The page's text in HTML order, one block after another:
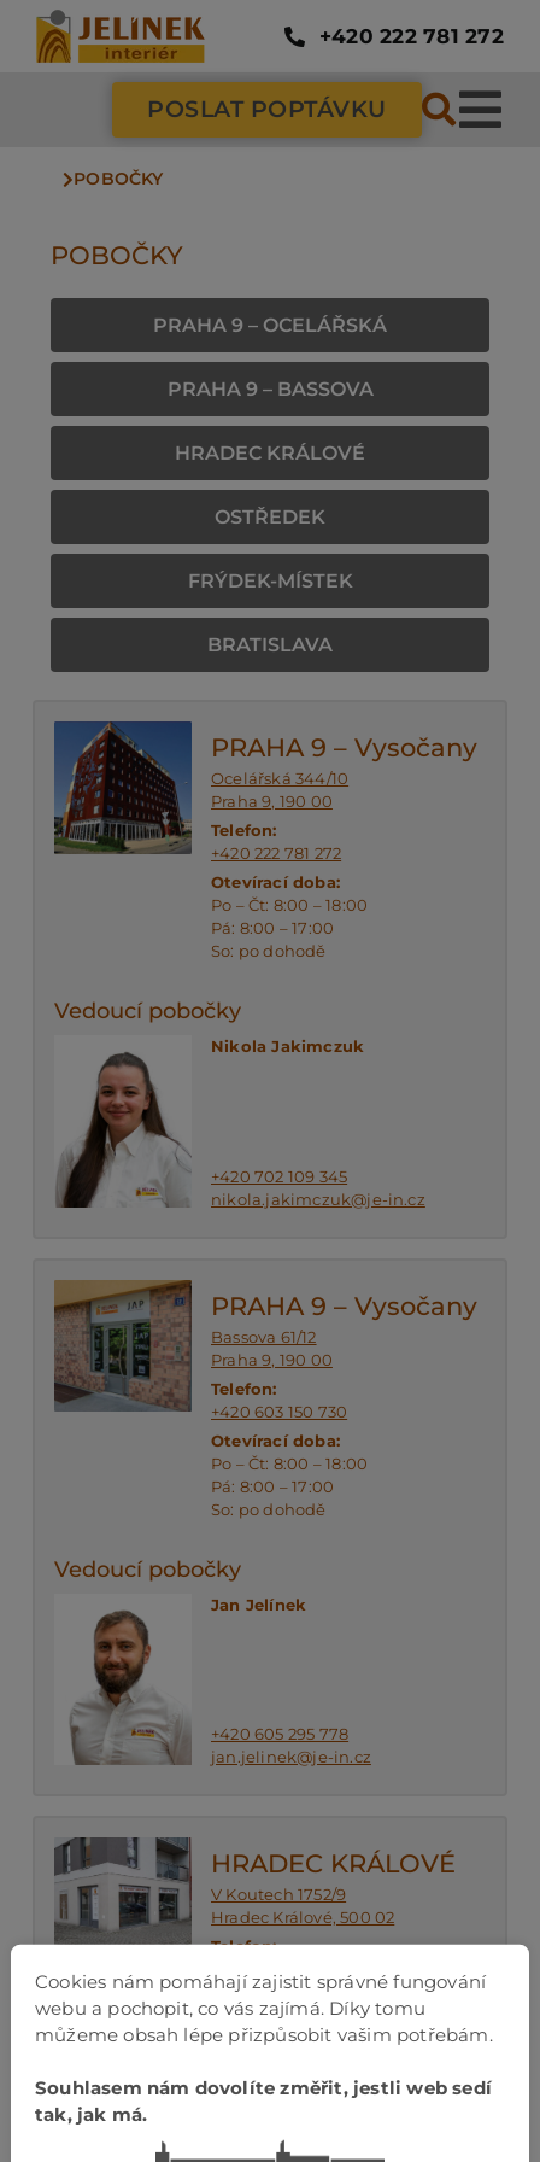
Přeskočit
obsah
+420 222 781 272
POSLAT POPTÁVKU
POBOČKY
POBOČKY
PRAHA 9 – OCELÁŘSKÁ
PRAHA 9 – BASSOVA
HRADEC KRÁLOVÉ
OSTŘEDEK
FRÝDEK-MÍSTEK
BRATISLAVA
PRAHA 9 – Vysočany
Ocelářská 344/10
Praha 9, 190 00
Telefon:
+420 222 781 272
Otevírací doba:
Po – Čt: 8:00 – 18:00
Pá: 8:00 – 17:00
So: po dohodě
Vedoucí pobočky
Nikola Jakimczuk
+420 702 109 345
nikola.jakimczuk@je-in.cz
PRAHA 9 – Vysočany
Bassova 61/12
Praha 9, 190 00
Telefon:
+420 603 150 730
Otevírací doba:
Po – Čt: 8:00 – 18:00
Pá: 8:00 – 17:00
So: po dohodě
Vedoucí pobočky
Jan Jelínek
+420 605 295 778
jan.jelinek@je-in.cz
HRADEC KRÁLOVÉ
V Koutech 1752/9
Hradec Králové, 500 02
Telefon:
Otevírací doba:
Po – Čt: 8:00 – 17:00
Pá: 8:00 – 16:00
Vedoucí pobočky
Cookies nám pomáhají zajistit správné fungování
webu a pochopit, co vás zajímá. Díky tomu
můžeme obsah lépe přizpůsobit vašim potřebám.
Souhlasem nám dovolíte změřit, jestli web sedí
tak, jak má.